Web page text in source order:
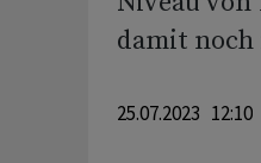
damit
25.07.2023 12:10